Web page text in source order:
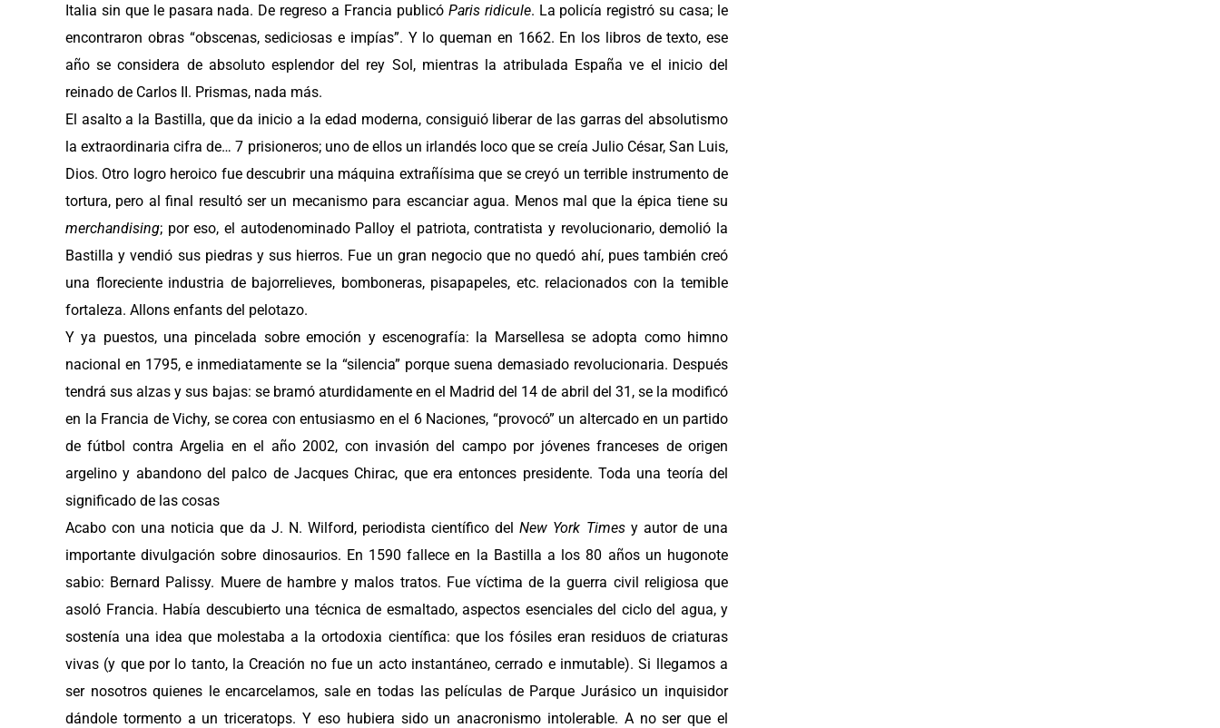
Italia sin que le pasara nada. De regreso a Francia publicó Paris ridicule. La policía registró su casa; le
encontraron obras “obscenas, sediciosas e impías”. Y lo queman en 1662. En los libros de texto, ese
año se considera de absoluto esplendor del rey Sol, mientras la atribulada España ve el inicio del
reinado de Carlos II. Prismas, nada más.
El asalto a la Bastilla, que da inicio a la edad moderna, consiguió liberar de las garras del absolutismo
la extraordinaria cifra de… 7 prisioneros; uno de ellos un irlandés loco que se creía Julio César, San Luis,
Dios. Otro logro heroico fue descubrir una máquina extrañísima que se creyó un terrible instrumento de
tortura, pero al final resultó ser un mecanismo para escanciar agua. Menos mal que la épica tiene su
merchandising; por eso, el autodenominado Palloy el patriota, contratista y revolucionario, demolió la
Bastilla y vendió sus piedras y sus hierros. Fue un gran negocio que no quedó ahí, pues también creó
una floreciente industria de bajorrelieves, bomboneras, pisapapeles, etc. relacionados con la temible
fortaleza. Allons enfants del pelotazo.
Y ya puestos, una pincelada sobre emoción y escenografía: la Marsellesa se adopta como himno
nacional en 1795, e inmediatamente se la “silencia” porque suena demasiado revolucionaria. Después
tendrá sus alzas y sus bajas: se bramó aturdidamente en el Madrid del 14 de abril del 31, se la modificó
en la Francia de Vichy, se corea con entusiasmo en el 6 Naciones, “provocó” un altercado en un partido
de fútbol contra Argelia en el año 2002, con invasión del campo por jóvenes franceses de origen
argelino y abandono del palco de Jacques Chirac, que era entonces presidente. Toda una teoría del
significado de las cosas
Acabo con una noticia que da J. N. Wilford, periodista científico delNew York Timesy autor de una
importante divulgación sobre dinosaurios. En 1590 fallece en la Bastilla a los 80 años un hugonote
sabio: Bernard Palissy. Muere de hambre y malos tratos. Fue víctima de la guerra civil religiosa que
asoló Francia. Había descubierto una técnica de esmaltado, aspectos esenciales del ciclo del agua, y
sostenía una idea que molestaba a la ortodoxia científica: que los fósiles eran residuos de criaturas
vivas (y que por lo tanto, la Creación no fue un acto instantáneo, cerrado e inmutable). Si llegamos a
ser nosotros quienes le encarcelamos, sale en todas las películas de Parque Jurásico un inquisidor
dándole tormento a un triceratops. Y eso hubiera sido un anacronismo intolerable. A no ser que el